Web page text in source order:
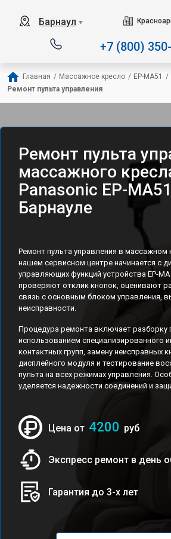
Барнаул ▼
+7 (800)
Главная / Массажное кресло / EP-MA51
/
Ремонт пульта управления
Ремонт пульта
массажного
Panasonic EP-
Барнауле
Ремонт пульта управления в массажном
нашем сервисном центре начинается с
управляющих функций устройства EP-
проверяют отклик кнопок, оценивают
связь с основным блоком управления,
неисправности.
Процедура ремонта включает разборку
использованием специализированного
контактных групп, замену неисправных
дисплейного модуля и тестирование
пульта на всех режимах управления.
уделяется надежности соединений и
Цена от 4200 руб
Экспресс ремонт в день
Гарантия до 3-х лет